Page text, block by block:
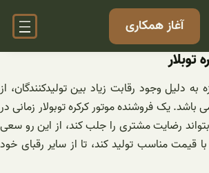
آغاز همکاری
توبلار
به دلیل وجود رقابت زیاد بین تولیدکنندگان، از
باشد. یک فروشنده موتور کرکره توبولار زمانی در
رضایت مشتری را جلب کند، از این رو سعی
مناسب تولید کند، تا از سایر رقبای خود